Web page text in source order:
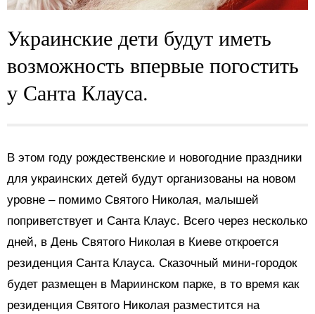
Украинские дети будут иметь
возможность впервые погостить
у Санта Клауса.
В этом году рождественские и новогодние праздники
для украинских детей будут организованы на новом
уровне – помимо Святого Николая, малышей
поприветствует и Санта Клаус. Всего через несколько
дней, в День Святого Николая в Киеве откроется
резиденция Санта Клауса. Сказочный мини-городок
будет размещен в Мариинском парке, в то время как
резиденция Святого Николая разместится на